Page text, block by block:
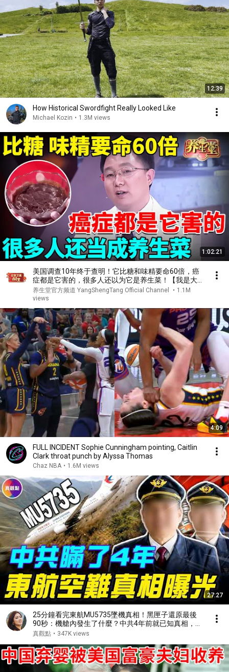
12:39
How Historical Swordfight Really Looked Like
Michael Kozin • 1.3M views
1:02:21
美国调查10年终于查明！它比糖和味精要命60倍，癌
症都是它害的，很多人还以为它是养生菜！【我是大医
生】
养生堂官方频道 YangShengTang Official Channel • 1.1M
views
4:09
FULL INCIDENT Sophie Cunningham pointing, Caitlin
Clark throat punch by Alyssa Thomas
Chaz NBA • 1.6M views
27:27
25分鐘看完東航MU5735墜機真相！黑匣子還原最後
90秒：機艙內發生了什麼？中共4年前就已知真相，為
何隱瞞不敢說？#真飛 #真觀點
真觀點 • 347K views